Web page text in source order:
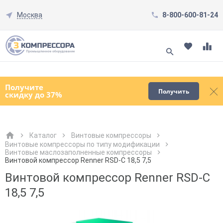
Москва 8-800-600-81-24
Получите
скидку до 37% Получить
Смотреть все товары
Каталог
Винтовые компрессоры
Винтовые компрессоры по типу модификации
Винтовые маслозаполненные компрессоры
Винтовой компрессор Renner RSD-C 18,5 7,5
Винтовой компрессор Renner RSD-C
18,5 7,5
Как к Вам обращаться?
Как к Вам обращаться?
Город доставки
Как к Вам обращаться?